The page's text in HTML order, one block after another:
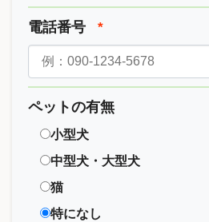
電話番号 *
ペットの有無
小型犬
中型犬・大型犬
猫
特になし